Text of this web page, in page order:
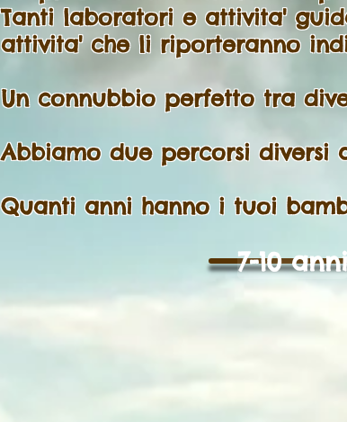
Tanti laboratori e attivita'
attivita' che li riporteranno
Un connubbio perfetto tra
Abbiamo due percorsi diversi
Quanti anni hanno i tuoi
7-10 anni